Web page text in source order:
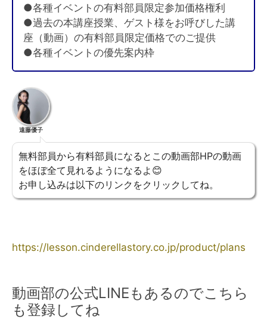
●各種イベントの有料部員限定参加価格権利
●過去の本講座授業、ゲスト様をお呼びした講
座（動画）の有料部員限定価格でのご提供
●各種イベントの優先案内枠
遠藤優子
無料部員から有料部員になるとこの動画部HPの動画
をほぼ全て見れるようになるよ😊
お申し込みは以下のリンクをクリックしてね。
https://lesson.cinderellastory.co.jp/product/plans
動画部の公式LINEもあるのでこちら
も登録してね